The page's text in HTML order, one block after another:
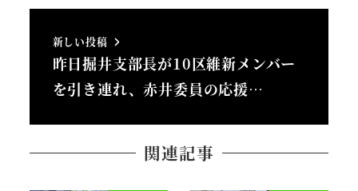
新しい投稿
昨日掘井支部長が10区維新メンバー
を引き連れ、赤井委員の応援…
関連記事